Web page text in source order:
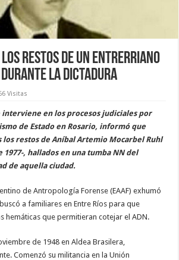
restos de un entrerriano
durante la dictadura
Visitas
interviene en los procesos judiciales por
de Estado en Rosario, informó que
restos de Aníbal Artemio Mocarbel Ruhl
1977-, hallados en una tumba NN del
de aquella ciudad.
de Antropología Forense (EAAF) exhumó
a familiares en Entre Ríos para que
hemáticas que permitieran cotejar el ADN.
de 1948 en Aldea Brasilera,
Comenzó su militancia en la Unión